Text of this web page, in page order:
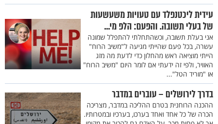
עידית ליכטנפלד עם טעויות משעשעות
של בעלי תשובה. והפעם: הלפ מי...
אני בעלת תשובה, וכשהתחלתי להתפלל שמונה
עשרה, בכל פעם שהייתי מגיעה ל"משיב הרוח"
הייתי מוציאה ראש מהחלון כדי לדעת מה מזג
האוויר, ולפי זה ידעתי אם לומר היום "משיב הרוח"
או "מוריד הטל"...
בדרך לירושלים – עוברים במדבר
ההכנה הרוחנית בטרם ההליכה במדבר, מצריכה
הכרה של כל אחד ואחד בערכו, בערכיו ובמטרותיו.